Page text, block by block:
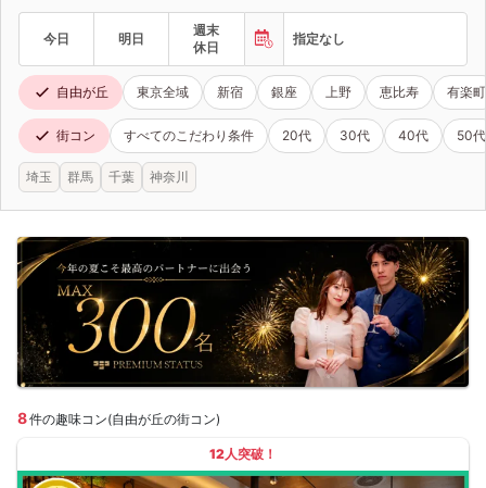
今日 明日
週末
休日
指定なし
自由が丘 東京全域 新宿 銀座 上野 恵比寿 有楽町
街コン すべてのこだわり条件 20代 30代 40代 50代
埼玉 群馬 千葉 神奈川
8件の趣味コン(自由が丘の街コン)
12人突破！